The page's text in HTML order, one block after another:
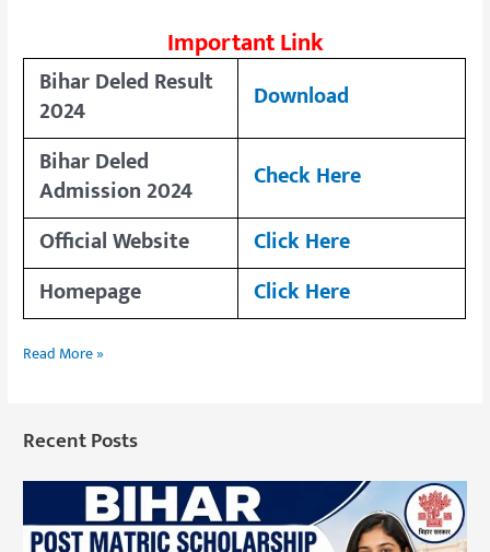
Important Link
Bihar Deled Result
2024
Download
Bihar Deled
Admission 2024
Check Here
Official Website
Click Here
Homepage
Click Here
Read More »
Recent Posts